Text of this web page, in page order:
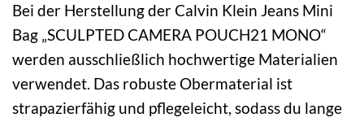
Bei der Herstellung der Calvin Klein Jeans Mini
Bag „SCULPTED CAMERA POUCH21 MONO“
werden ausschließlich hochwertige Materialien
verwendet. Das robuste Obermaterial ist
strapazierfähig und pflegeleicht, sodass du lange